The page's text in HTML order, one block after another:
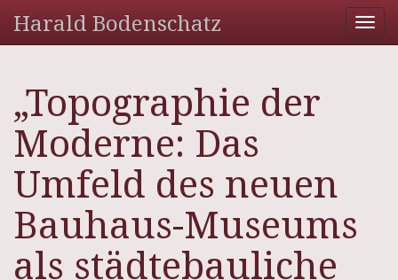
Harald Bodenschatz
„Topographie der
Moderne: Das
Umfeld des neuen
Bauhaus-Museums
als städtebauliche